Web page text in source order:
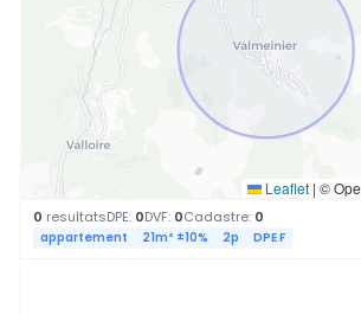
0 resultatsDPE: 0DVF: 0Cadastre: 0
appartement 21m² ±10% 2p DPE F
Leaflet | ©